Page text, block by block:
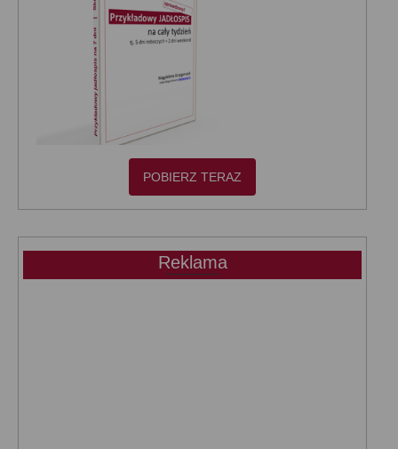
POBIERZ TERAZ
Reklama